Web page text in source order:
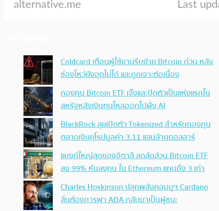
Coldcard เตือนผู้ใช้งานรีบย้าย Bitcoin ด่วน หลัง
ช่องโหว่ยังอุดไม่ได้ และถูกเจาะต่อเนื่อง
กองทุน Bitcoin ETF เจ๊งและปิดตัวเป็นแห่งแรกใน
สหรัฐหลังเงินทุนไหลออกไปฝั่ง AI
BlackRock ลุยเปิดตัว Tokenized สำหรับกองทุน
ตลาดเงินยุโรปมูลค่า 3.11 แสนล้านดอลลาร์
แบงก์ใหญ่สุดของอิตาลี ลดสัดส่วน Bitcoin ETF
ลง 99% หันลงทุน ใน Ethereum แทนถึง 3 เท่า
Charles Hoskinson ปลุกพลังคอมมูฯ Cardano
ลั่นต้องการพา ADA กลับมาเป็นผู้ชนะ